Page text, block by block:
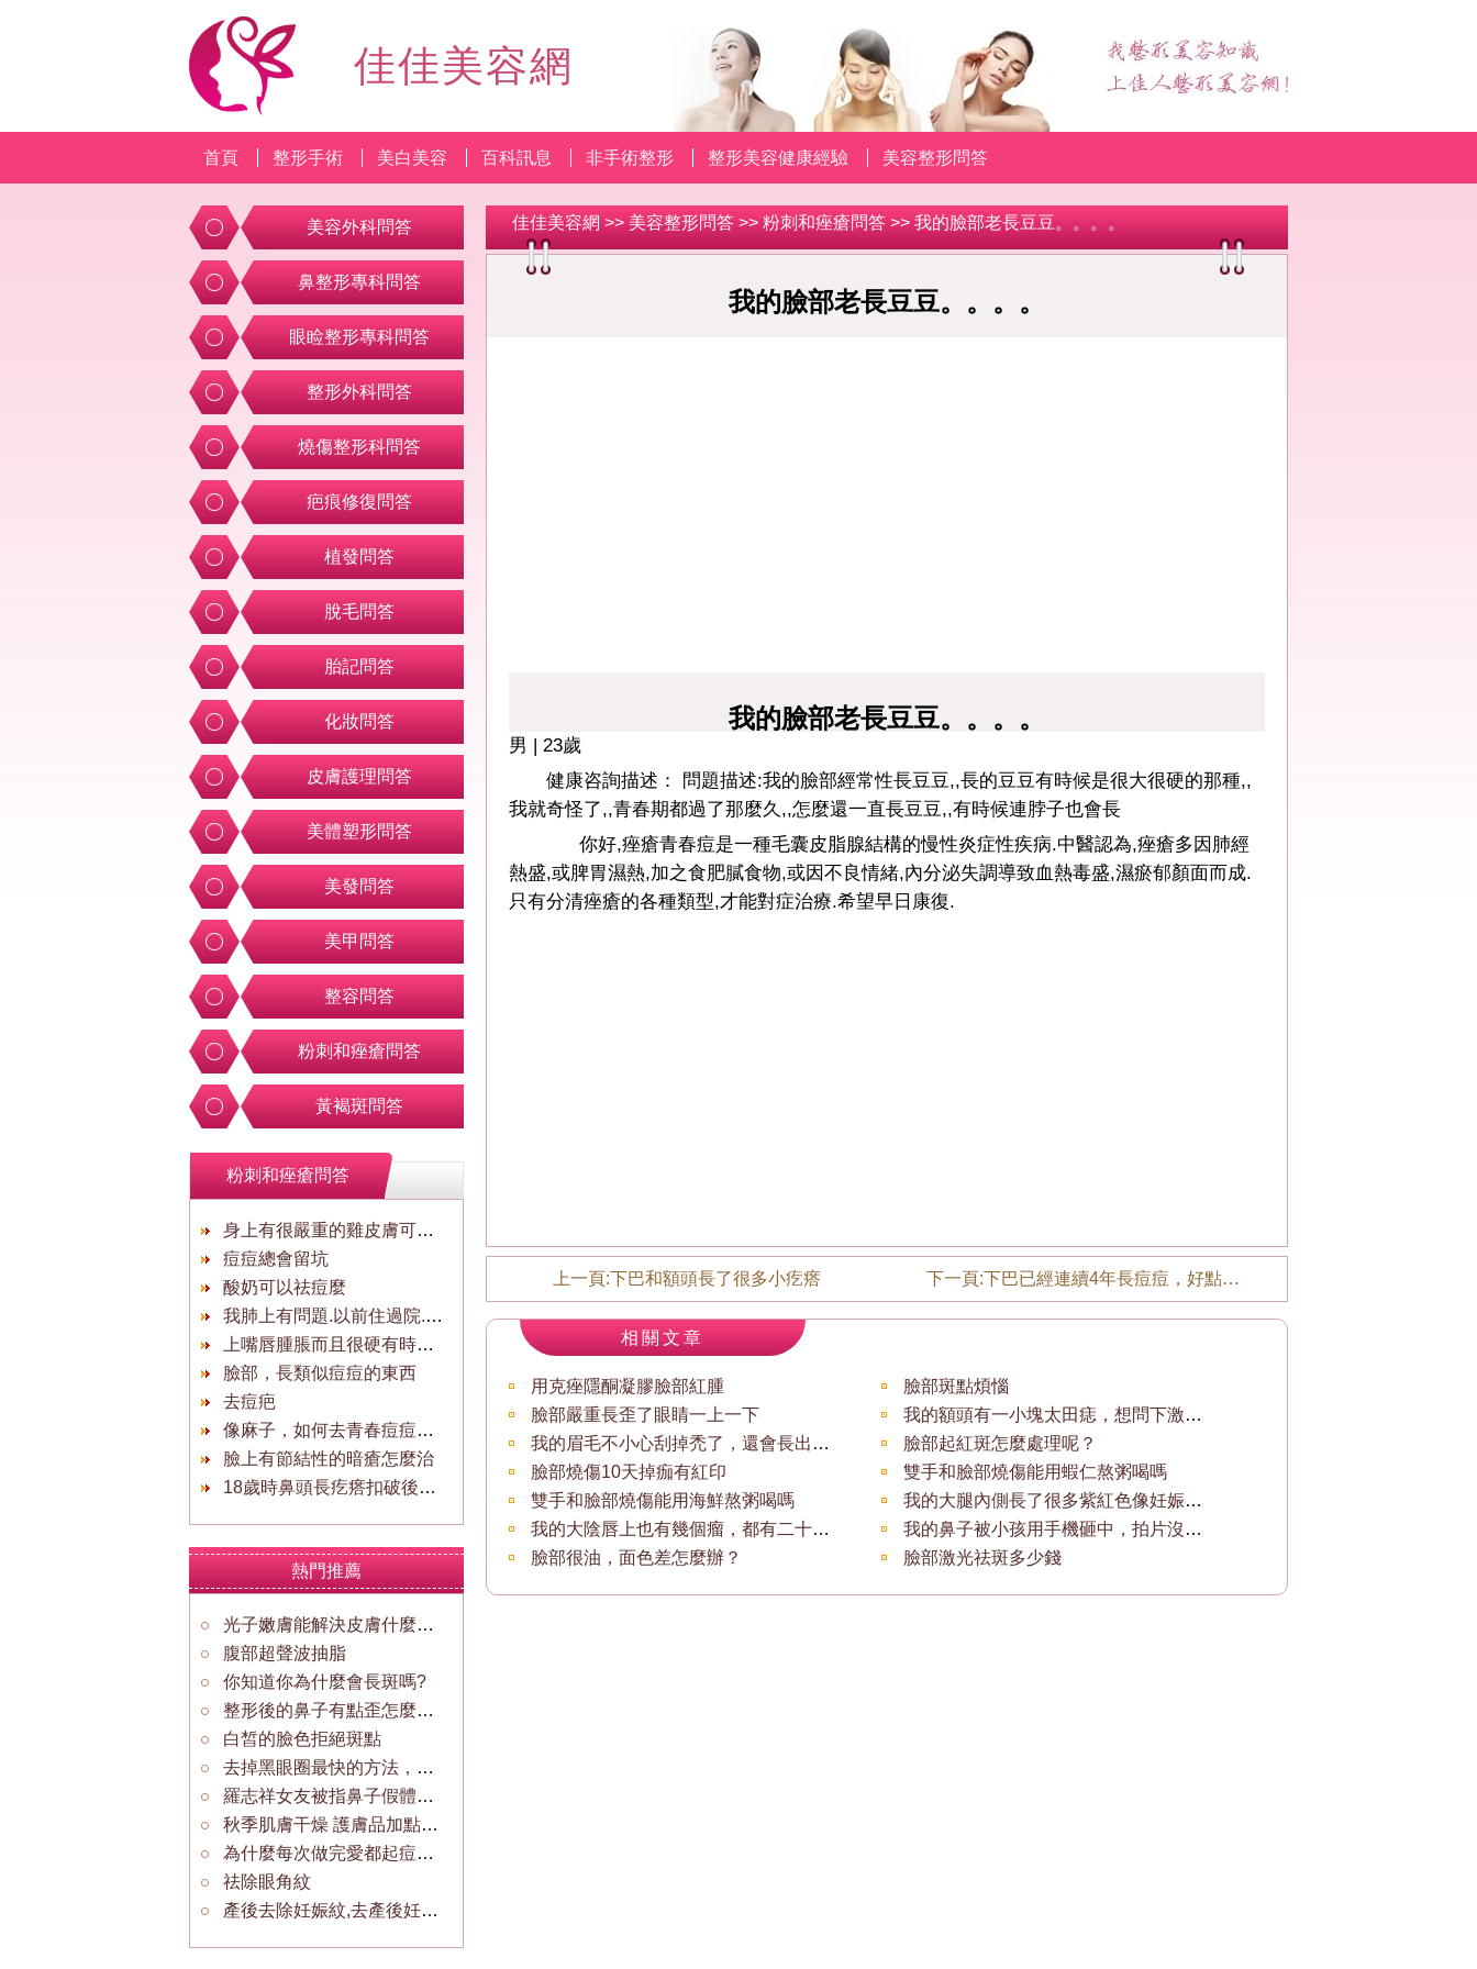
佳佳美容網
首頁 整形手術 美白美容 百科訊息 非手術整形 整形美容健康經驗 美容整形問答
佳佳美容網 >> 美容整形問答 >> 粉刺和痤瘡問答 >> 我的臉部老長豆豆。。。。
我的臉部老長豆豆。。。。
我的臉部老長豆豆。。。。
男 | 23歲
健康咨詢描述： 問題描述:我的臉部經常性長豆豆,,長的豆豆有時候是很大很硬的那種,,
我就奇怪了,,青春期都過了那麼久,,怎麼還一直長豆豆,,有時候連脖子也會長
你好,痤瘡青春痘是一種毛囊皮脂腺結構的慢性炎症性疾病.中醫認為,痤瘡多因肺經
熱盛,或脾胃濕熱,加之食肥膩食物,或因不良情緒,內分泌失調導致血熱毒盛,濕瘀郁顏面而成.
只有分清痤瘡的各種類型,才能對症治療.希望早日康復.
上一頁:下巴和額頭長了很多小疙瘩 下一頁:下巴已經連續4年長痘痘，好點了然後又長。
相關文章
用克痤隱酮凝膠臉部紅腫
臉部斑點煩惱
臉部嚴重長歪了眼睛一上一下
我的額頭有一小塊太田痣，想問下激光打有沒
我的眉毛不小心刮掉禿了，還會長出來嗎
臉部起紅斑怎麼處理呢？
臉部燒傷10天掉痂有紅印
雙手和臉部燒傷能用蝦仁熬粥喝嗎
雙手和臉部燒傷能用海鮮熬粥喝嗎
我的大腿內側長了很多紫紅色像妊娠紋一樣的
我的大陰唇上也有幾個瘤，都有二十年了，請
我的鼻子被小孩用手機砸中，拍片沒有移位，
臉部很油，面色差怎麼辦？
臉部激光祛斑多少錢
美容外科問答
鼻整形專科問答
眼睑整形專科問答
整形外科問答
燒傷整形科問答
疤痕修復問答
植發問答
脫毛問答
胎記問答
化妝問答
皮膚護理問答
美體塑形問答
美發問答
美甲問答
整容問答
粉刺和痤瘡問答
黃褐斑問答
粉刺和痤瘡問答
身上有很嚴重的雞皮膚可以使用新雞皮消嗎？
痘痘總會留坑
酸奶可以祛痘麼
我肺上有問題.以前住過院.一直..
上嘴唇腫脹而且很硬有時發麻腫脹
臉部，長類似痘痘的東西
去痘疤
像麻子，如何去青春痘痘痘怎麼辦?
臉上有節結性的暗瘡怎麼治
18歲時鼻頭長疙瘩扣破後鼻頭紅
熱門推薦
光子嫩膚能解決皮膚什麼問題
腹部超聲波抽脂
你知道你為什麼會長斑嗎?
整形後的鼻子有點歪怎麼辦.還有輕微鼻炎
白皙的臉色拒絕斑點
去掉黑眼圈最快的方法，什麼東西去黑眼圈好
羅志祥女友被指鼻子假體在發光 捏鼻子可證明沒整形？
秋季肌膚干燥 護膚品加點植物油
為什麼每次做完愛都起痘痘？
祛除眼角紋
產後去除妊娠紋,去產後妊娠紋最好的產品？